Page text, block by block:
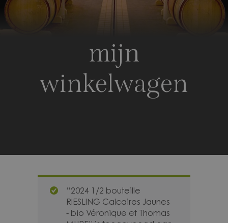
mijn
winkelwagen
“2024 1/2 bouteille
RIESLING Calcaires Jaunes
- bio Véronique et Thomas